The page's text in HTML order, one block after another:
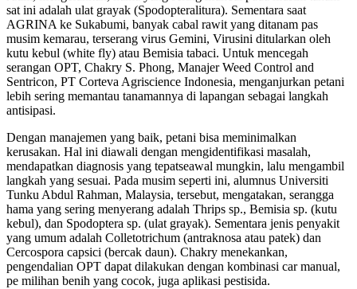
sat ini adalah ulat grayak (Spodopteralitura). Sementara saat
AGRINA ke Sukabumi, banyak cabal rawit yang ditanam pas
musim kemarau, terserang virus Gemini, Virusini ditularkan oleh
kutu kebul (white fly) atau Bemisia tabaci. Untuk mencegah
serangan OPT, Chakry S. Phong, Manajer Weed Control and
Sentricon, PT Corteva Agriscience Indonesia, menganjurkan petani
lebih sering memantau tanamannya di lapangan sebagai langkah
antisipasi.
Dengan manajemen yang baik, petani bisa meminimalkan
kerusakan. Hal ini diawali dengan mengidentifikasi masalah,
mendapatkan diagnosis yang tepatseawal mungkin, lalu mengambil
langkah yang sesuai. Pada musim seperti ini, alumnus Universiti
Tunku Abdul Rahman, Malaysia, tersebut, mengatakan, serangga
hama yang sering menyerang adalah Thrips sp., Bemisia sp. (kutu
kebul), dan Spodoptera sp. (ulat grayak). Sementara jenis penyakit
yang umum adalah Colletotrichum (antraknosa atau patek) dan
Cercospora capsici (bercak daun). Chakry menekankan,
pengendalian OPT dapat dilakukan dengan kombinasi car manual,
pe milihan benih yang cocok, juga aplikasi pestisida.